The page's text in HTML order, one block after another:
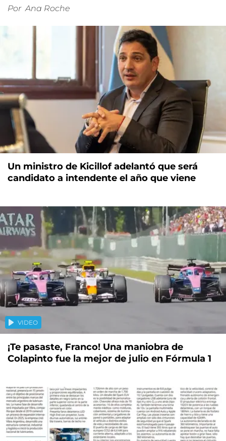
Por Ana Roche
Un ministro de Kicillof adelantó que será
candidato a intendente el año que viene
VIDEO
¡Te pasaste, Franco! Una maniobra de
Colapinto fue la mejor de julio en Fórmula 1